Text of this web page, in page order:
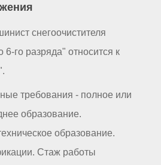
снегоочистителя
го разряда" относится к
требования - полное или
образование.
образование.
Стаж работы